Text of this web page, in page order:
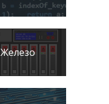
Железо